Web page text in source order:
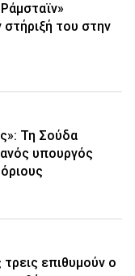
του στην
Τη Σούδα
υπουργός
επιθυμούν ο